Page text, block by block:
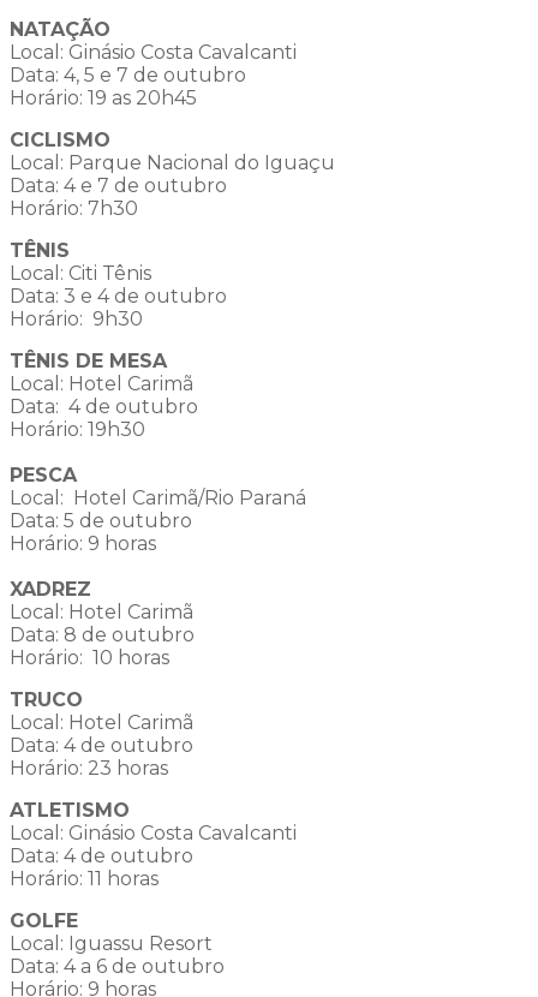
NATAÇÃO
Local: Ginásio Costa Cavalcanti
Data: 4, 5 e 7 de outubro
Horário: 19 as 20h45
CICLISMO
Local: Parque Nacional do Iguaçu
Data: 4 e 7 de outubro
Horário: 7h30
TÊNIS
Local: Citi Tênis
Data: 3 e 4 de outubro
Horário: 9h30
TÊNIS DE MESA
Local: Hotel Carimã
Data: 4 de outubro
Horário: 19h30
PESCA
Local: Hotel Carimã/Rio Paraná
Data: 5 de outubro
Horário: 9 horas
XADREZ
Local: Hotel Carimã
Data: 8 de outubro
Horário: 10 horas
TRUCO
Local: Hotel Carimã
Data: 4 de outubro
Horário: 23 horas
ATLETISMO
Local: Ginásio Costa Cavalcanti
Data: 4 de outubro
Horário: 11 horas
GOLFE
Local: Iguassu Resort
Data: 4 a 6 de outubro
Horário: 9 horas